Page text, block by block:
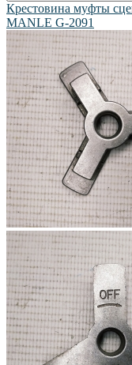
Крестовина муфты
MANLE G-2091